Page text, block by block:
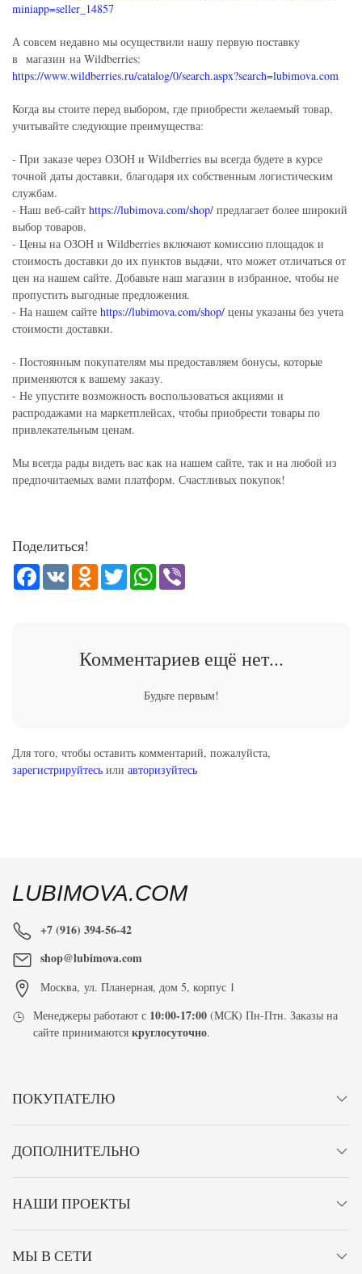
miniapp=seller_14857
А совсем недавно мы осуществили нашу первую поставку
в магазин на Wildberries:
https://www.wildberries.ru/catalog/0/search.aspx?search=lubimova.com
Когда вы стоите перед выбором, где приобрести желаемый товар,
учитывайте следующие преимущества:
- При заказе через ОЗОН и Wildberries вы всегда будете в курсе
точной даты доставки, благодаря их собственным логистическим
службам.
- Наш веб-сайт https://lubimova.com/shop/ предлагает более широкий
выбор товаров.
- Цены на ОЗОН и Wildberries включают комиссию площадок и
стоимость доставки до их пунктов выдачи, что может отличаться от
цен на нашем сайте. Добавьте наш магазин в избранное, чтобы не
пропустить выгодные предложения.
- На нашем сайте https://lubimova.com/shop/ цены указаны без учета
стоимости доставки.
- Постоянным покупателям мы предоставляем бонусы, которые
применяются к вашему заказу.
- Не упустите возможность воспользоваться акциями и
распродажами на маркетплейсах, чтобы приобрести товары по
привлекательным ценам.
Мы всегда рады видеть вас как на нашем сайте, так и на любой из
предпочитаемых вами платформ. Счастливых покупок!
Поделиться!
Facebook
VK Odnoklassniki
TwitterWhatsApp
Комментариев ещё нет...
Будьте первым!
Для того, чтобы оставить комментарий, пожалуйста,
зарегистрируйтесь или авторизуйтесь
LUBIMOVA.COM
+7 (916) 394-56-42
shop@lubimova.com
Москва, ул. Планерная, дом 5, корпус 1
Менеджеры работают с 10:00-17:00 (МСК) Пн-Птн. Заказы на
сайте принимаютсякруглосуточно.
ПОКУПАТЕЛЮ
ДОПОЛНИТЕЛЬНО
НАШИ ПРОЕКТЫ
МЫ В СЕТИ